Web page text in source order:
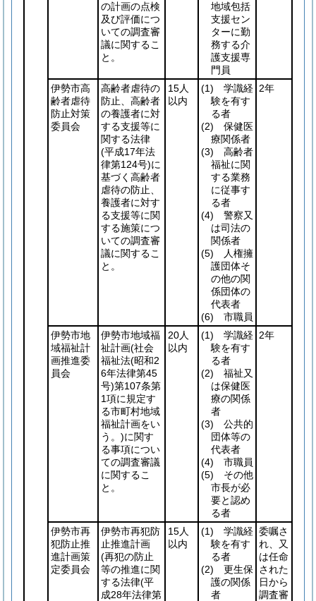
の計画の点検
及び評価につ
いての調査審
議に関するこ
と。
地域包括
支援セン
ターに勤
務する介
護支援専
門員
伊勢市高
齢者虐待
防止対策
委員会
高齢者虐待の
防止、高齢者
の養護者に対
する支援等に
関する法律
(平成17年法
律第124号)に
基づく高齢者
虐待の防止、
養護者に対す
る支援等に関
する施策につ
いての調査審
議に関するこ
と。
15人
以内
(1) 学識経
験を有す
る者
(2) 保健医
療関係者
(3) 高齢者
福祉に関
する業務
に従事す
る者
(4) 警察又
は司法の
関係者
(5) 人権擁
護団体そ
の他の関
係団体の
代表者
(6) 市職員
2年
伊勢市地
域福祉計
画推進委
員会
伊勢市地域福
祉計画(社会
福祉法(昭和2
6年法律第45
号)第107条第
1項に規定す
る市町村地域
福祉計画をい
う。)に関す
る事項につい
ての調査審議
に関するこ
と。
20人
以内
(1) 学識経
験を有す
る者
(2) 福祉又
は保健医
療の関係
者
(3) 公共的
団体等の
代表者
(4) 市職員
(5) その他
市長が必
要と認め
る者
2年
伊勢市再
犯防止推
進計画策
定委員会
伊勢市再犯防
止推進計画
(再犯の防止
等の推進に関
する法律(平
成28年法律第
15人
以内
(1) 学識経
験を有す
る者
(2) 更生保
護の関係
者
委嘱さ
れ、又
は任命
された
日から
調査審